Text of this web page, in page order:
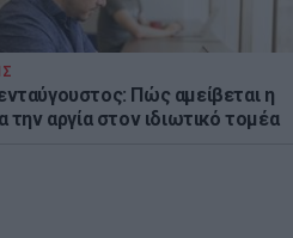
Πώς αμείβεται η
την αργία στον ιδιωτικό τομέα